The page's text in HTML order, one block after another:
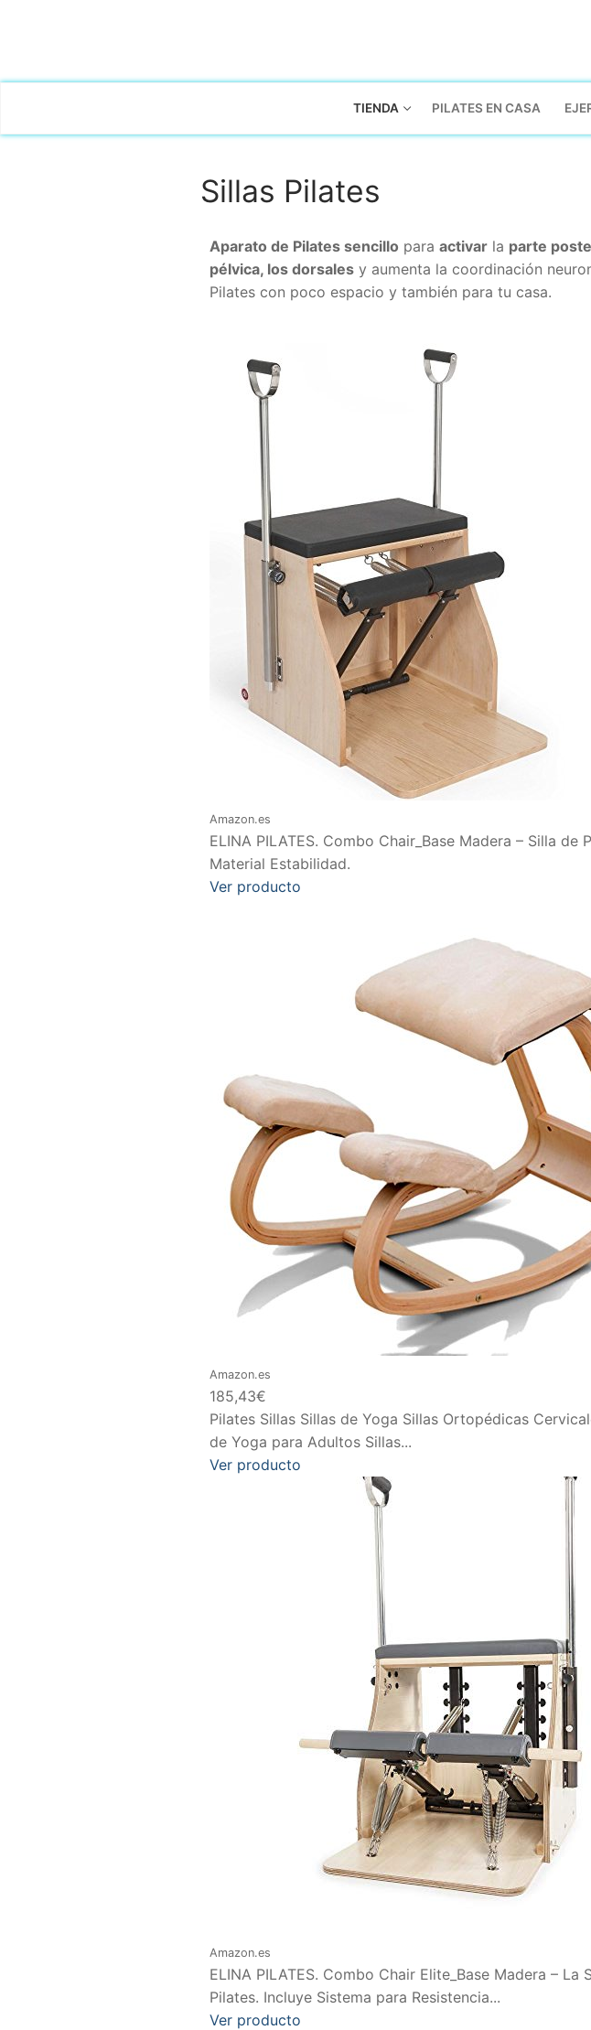
TIENDA PILATES EN CASA
Sillas Pilates
Aparato de Pilates sencillo para activar la parte
pélvica, los dorsales y aumenta la coordinación
Pilates con poco espacio y también para tu casa.
Amazon.es
ELINA PILATES. Combo Chair_Base Madera – Silla
Material Estabilidad.
Ver producto
Amazon.es
185,43€
Pilates Sillas Sillas de Yoga Sillas Ortopédicas
de Yoga para Adultos Sillas...
Ver producto
Amazon.es
ELINA PILATES. Combo Chair Elite_Base Madera –
Pilates. Incluye Sistema para Resistencia...
Ver producto